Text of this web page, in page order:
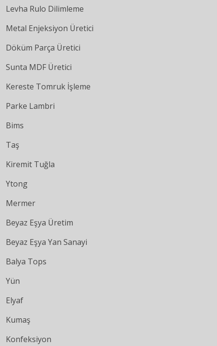
Levha Rulo Dilimleme
Metal Enjeksiyon Üretici
Döküm Parça Üretici
Sunta MDF Üretici
Kereste Tomruk İşleme
Parke Lambri
Bims
Taş
Kiremit Tuğla
Ytong
Mermer
Beyaz Eşya Üretim
Beyaz Eşya Yan Sanayi
Balya Tops
Yün
Elyaf
Kumaş
Konfeksiyon